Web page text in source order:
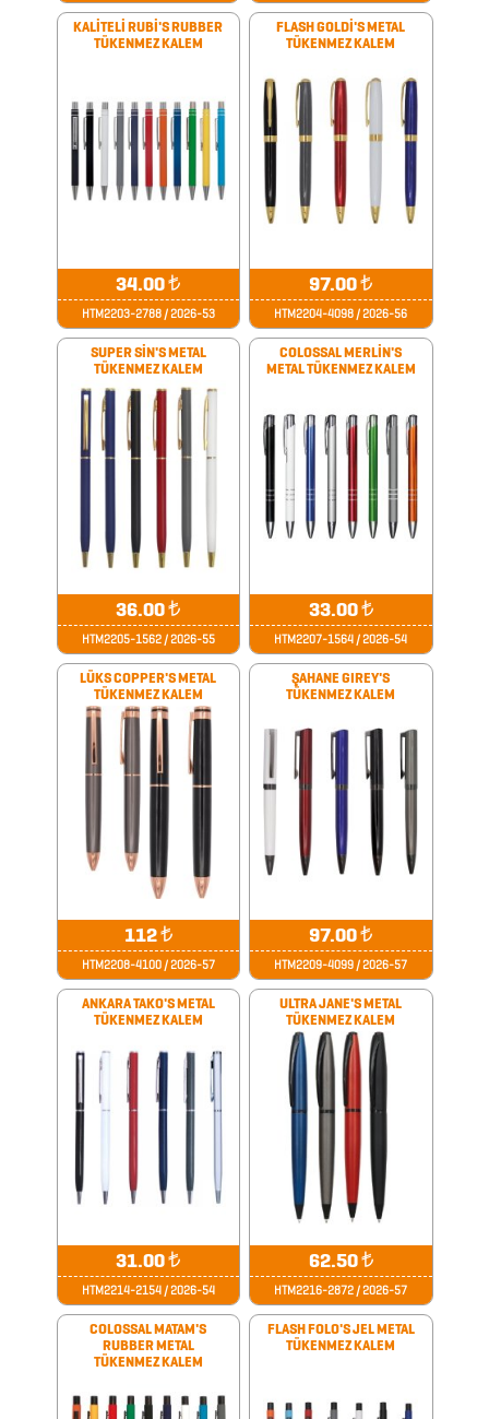
BARDAK
ÜRÜNLERİ
BLOKNOTLAR
ÇAKMAKLAR
TARİHSİZ
ÜRÜNLER
DİĞER
FRENCH
PRESS
KALİTELİ RUBİ'S RUBBER
TÜKENMEZ KALEM
34.00₺
HTM2203-2788 / 2026-53
FLASH GOLDİ'S METAL
TÜKENMEZ KALEM
97.00₺
HTM2204-4098 / 2026-56
SUPER SİN'S METAL
TÜKENMEZ KALEM
36.00₺
HTM2205-1562 / 2026-55
COLOSSAL MERLİN'S
METAL TÜKENMEZ KALEM
33.00₺
HTM2207-1564 / 2026-54
LÜKS COPPER'S METAL
TÜKENMEZ KALEM
112₺
HTM2208-4100 / 2026-57
ŞAHANE GIREY'S
TÜKENMEZ KALEM
97.00₺
HTM2209-4099 / 2026-57
ANKARA TAKO'S METAL
TÜKENMEZ KALEM
31.00₺
HTM2214-2154 / 2026-54
ULTRA JANE'S METAL
TÜKENMEZ KALEM
62.50₺
HTM2216-2872 / 2026-57
COLOSSAL MATAM'S
RUBBER METAL
TÜKENMEZ KALEM
FLASH FOLO'S JEL METAL
TÜKENMEZ KALEM